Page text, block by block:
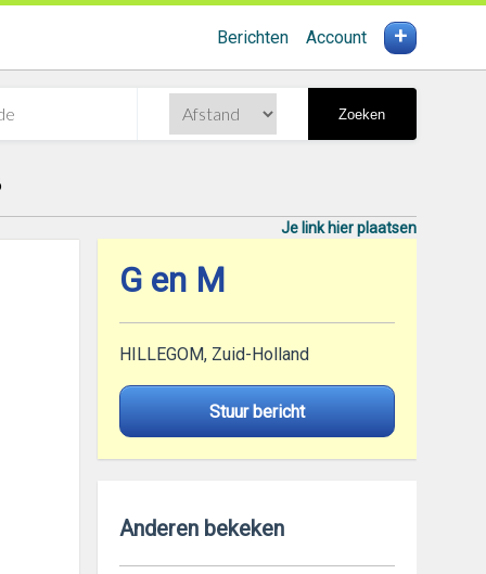
Berichten Account +
Zoeken
Je link hier plaatsen
G en M
HILLEGOM, Zuid-Holland
Stuur bericht
Anderen bekeken